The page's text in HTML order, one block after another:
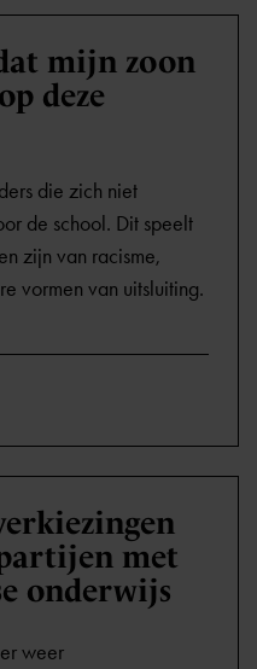
mijn zoon
deze
die zich niet
de school. Dit speelt
zijn van racisme,
vormen van uitsluiting.
met
onderwijs
weer